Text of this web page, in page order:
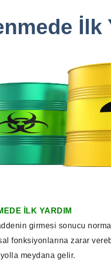
İlk
İLK YARDIM
girmesi sonucu
fonksiyonlarına zarar
meydana gelir.